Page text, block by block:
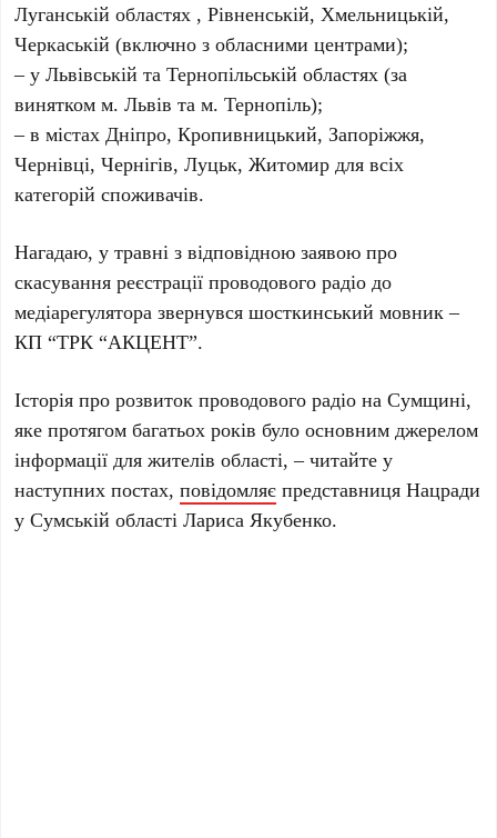
Луганській областях , Рівненській, Хмельницькій,
Черкаській (включно з обласними центрами);
– у Львівській та Тернопільській областях (за
винятком м. Львів та м. Тернопіль);
– в містах Дніпро, Кропивницький, Запоріжжя,
Чернівці, Чернігів, Луцьк, Житомир для всіх
категорій споживачів.
Нагадаю, у травні з відповідною заявою про
скасування реєстрації проводового радіо до
медіарегулятора звернувся шосткинський мовник –
КП “ТРК “АКЦЕНТ”.
Історія про розвиток проводового радіо на Сумщині,
яке протягом багатьох років було основним джерелом
інформації для жителів області, – читайте у
наступних постах,повідомляє представниця Нацради
у Сумській області Лариса Якубенко.